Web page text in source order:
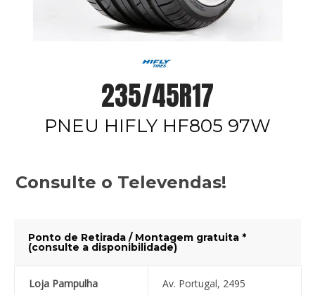
235/45R17
PNEU HIFLY HF805 97W
Consulte o Televendas!
Ponto de Retirada / Montagem gratuita *
(consulte a disponibilidade)
Loja Pampulha Av. Portugal, 2495